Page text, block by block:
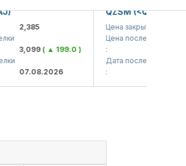
2,385
3,099( ▲ 199.0 )
07.08.2026
QZSM
Цена закрытия :
Цена последний сделки
Дата последней сделки